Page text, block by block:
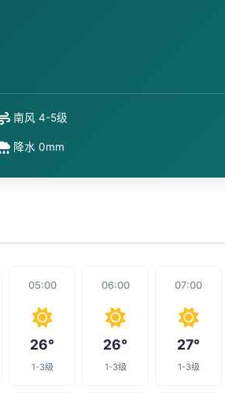
南风 4-5级
降水 0mm
05:00
26°
1-3级
06:00
26°
1-3级
07:00
27°
1-3级